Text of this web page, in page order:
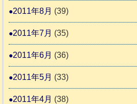
2011年8月 (39)
2011年7月 (35)
2011年6月 (36)
2011年5月 (33)
2011年4月 (38)